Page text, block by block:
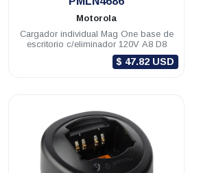
Motorola
Cargador individual Mag One base de
escritorio c/eliminador 120V A8 D8
$ 47.82 USD